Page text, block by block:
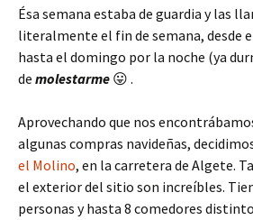
Ésa semana estaba de guardia y las
literalmente el fin de semana, desde
hasta el domingo por la noche (ya
de molestarme 😛 .
Aprovechando que nos
algunas compras navideñas,
el Molino, en la carretera de Algete.
el exterior del sitio son increíbles.
personas y hasta 8 comedores